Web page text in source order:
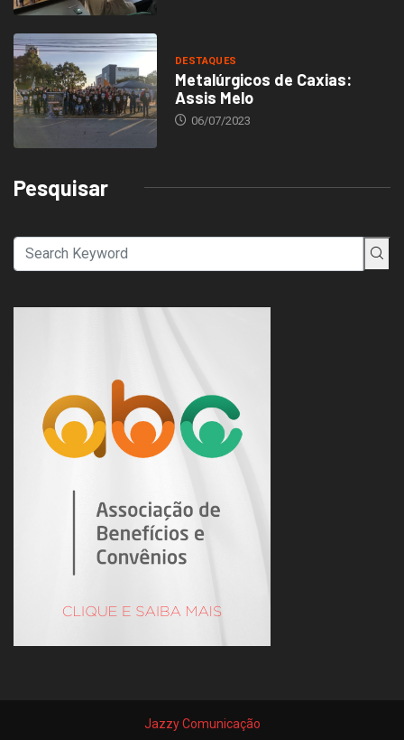
DESTAQUES
Metalúrgicos de Caxias:
Assis Melo
06/07/2023
Pesquisar
Jazzy Comunicação